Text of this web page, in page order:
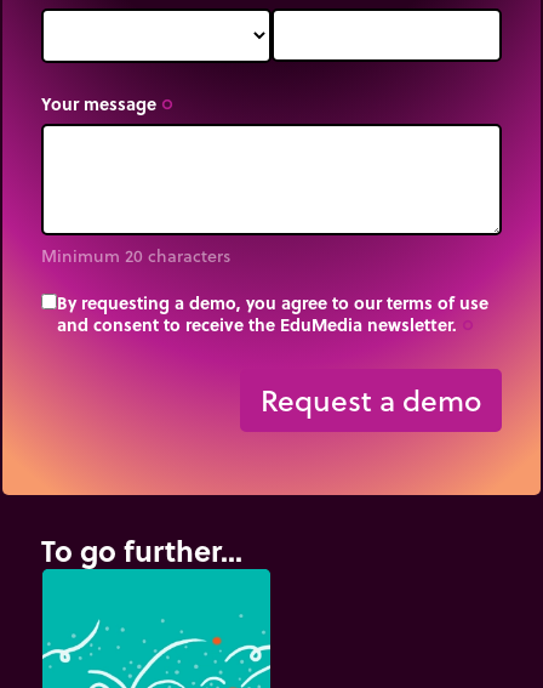
Your message trip_origin
Minimum 20 characters
By requesting a demo, you agree to our terms of use
and consent to receive the EduMedia newsletter.
Request a demo
To go further...